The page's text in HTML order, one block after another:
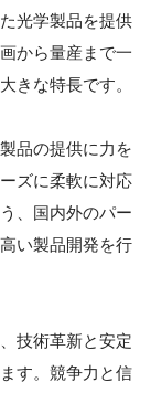
光学製品を提供
から量産まで一
きな特長です。
品の提供に力を
ズに柔軟に対応
、国内外のパー
い製品開発を行
技術革新と安定
す。競争力と信